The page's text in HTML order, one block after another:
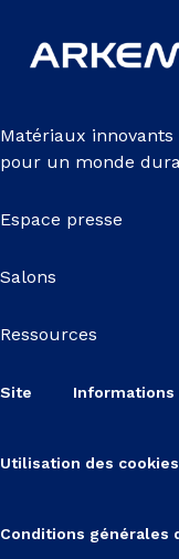
Matériaux innovants
pour un monde
Espace presse
Salons
Ressources
Site Informations
Utilisation des cookies
Conditions générales